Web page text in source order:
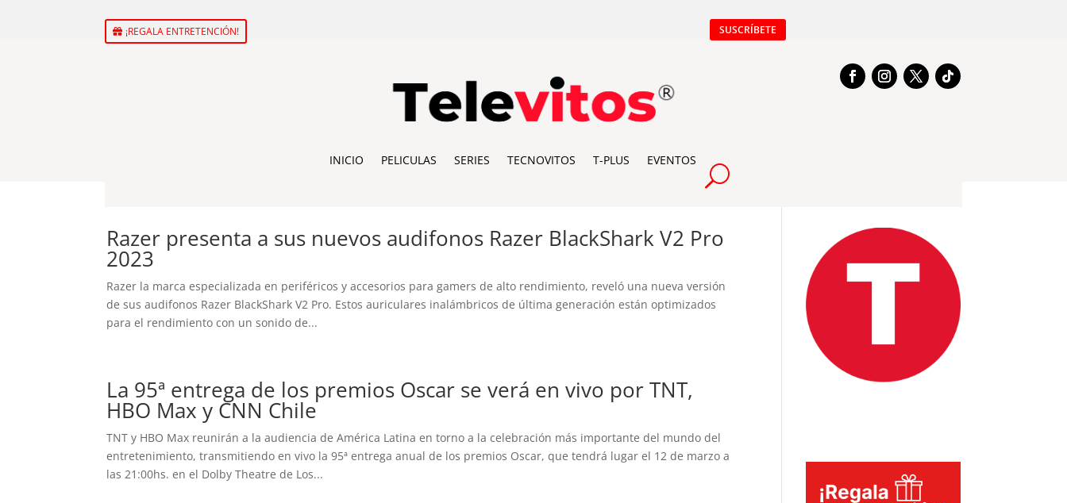
¡REGALA ENTRETENCIÓN! SUSCRÍBETE
INICIO PELICULAS SERIES TECNOVITOS T-PLUS EVENTOS
Razer presenta a sus nuevos audifonos Razer BlackShark V2 Pro
2023
Razer la marca especializada en periféricos y accesorios para gamers de alto rendimiento, reveló una nueva versión
de sus audifonos Razer BlackShark V2 Pro. Estos auriculares inalámbricos de última generación están optimizados
para el rendimiento con un sonido de...
La 95ª entrega de los premios Oscar se verá en vivo por TNT,
HBO Max y CNN Chile
TNT y HBO Max reunirán a la audiencia de América Latina en torno a la celebración más importante del mundo del
entretenimiento, transmitiendo en vivo la 95ª entrega anual de los premios Oscar, que tendrá lugar el 12 de marzo a
las 21:00hs. en el Dolby Theatre de Los...